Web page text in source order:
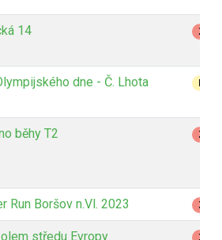
14 Z
dne - Č. Lhota
běhy T2 Z
Run Boršov n.Vl. 2023 Z
středu Evropy Z